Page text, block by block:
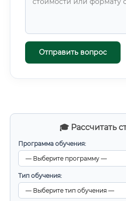
🎓 Рассчитать
Программа обучения:
Тип обучения:
Отправить вопрос